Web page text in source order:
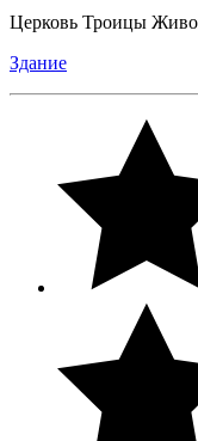
Церковь Троицы
Здание